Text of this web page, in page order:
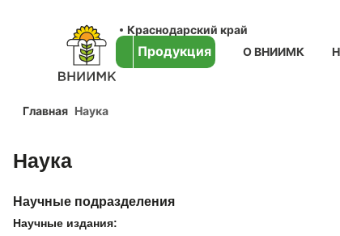
Краснодарский край
Продукция О ВНИИМК
Главная Наука
Наука
Научные подразделения
Научные издания: